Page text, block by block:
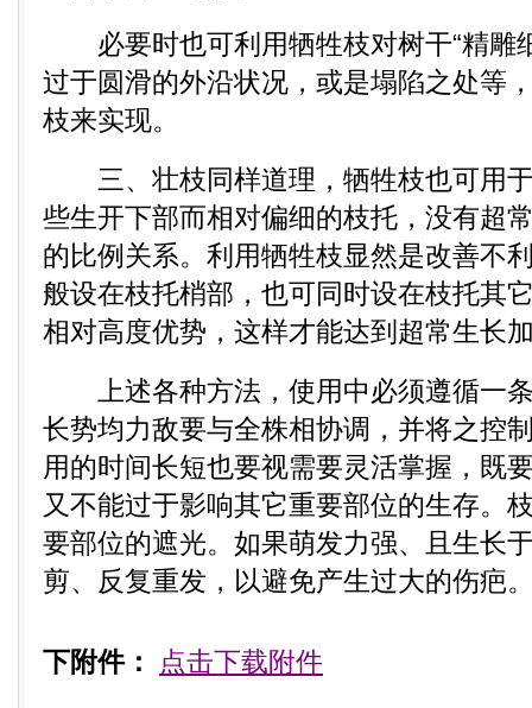
必要时也可利用牺牲枝对树干“精雕
过于圆滑的外沿状况，或是塌陷之处等
枝来实现。
三、壮枝同样道理，牺牲枝也可用于
些生开下部而相对偏细的枝托，没有超
的比例关系。利用牺牲枝显然是改善不
般设在枝托梢部，也可同时设在枝托其
相对高度优势，这样才能达到超常生长
上述各种方法，使用中必须遵循一条
长势均力敌要与全株相协调，并将之控
用的时间长短也要视需要灵活掌握，既
又不能过于影响其它重要部位的生存。
要部位的遮光。如果萌发力强、且生长
剪、反复重发，以避免产生过大的伤疤
下附件： 点击下载附件